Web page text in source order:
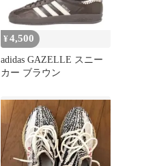
¥4,500
adidas GAZELLE スニー
カー ブラウン